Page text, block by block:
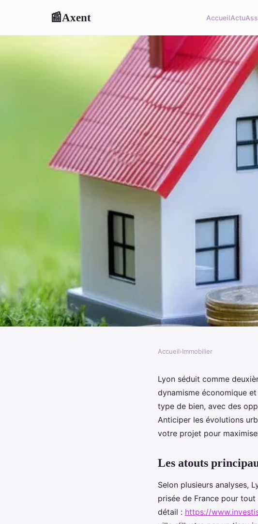
📰Axent AccueilActu
Investissement locatif à
guide vers la réussite
Accueil›Immobilier
Lyon séduit comme
dynamisme économique
type de bien, avec des
Anticiper les évolutions
votre projet pour
Les atouts
Selon plusieurs analyses,
prisée de France pour
détail : https://